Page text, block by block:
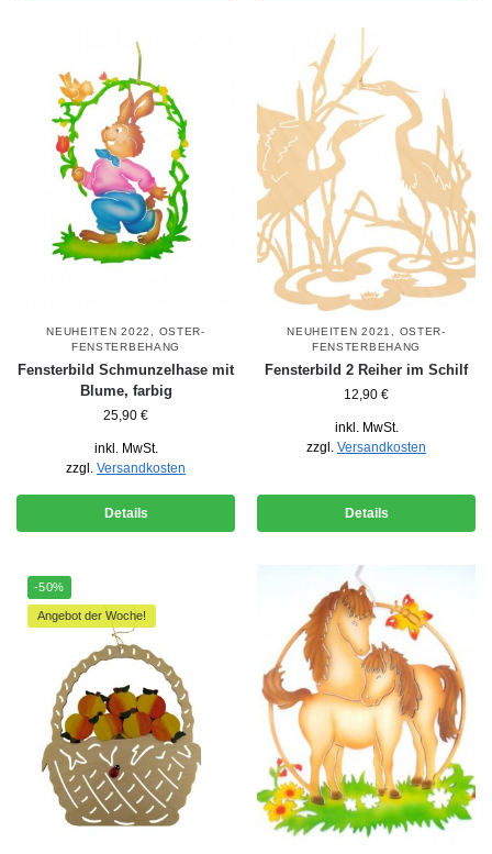
NEUHEITEN 2022 , OSTER-
FENSTERBEHANG
Fensterbild Schmunzelhase mit
Blume, farbig
25,90 €
inkl. MwSt.
zzgl. Versandkosten
Details
NEUHEITEN 2021 , OSTER-
FENSTERBEHANG
Fensterbild 2 Reiher im Schilf
12,90 €
inkl. MwSt.
zzgl. Versandkosten
Details
-50%
Angebot der Woche!